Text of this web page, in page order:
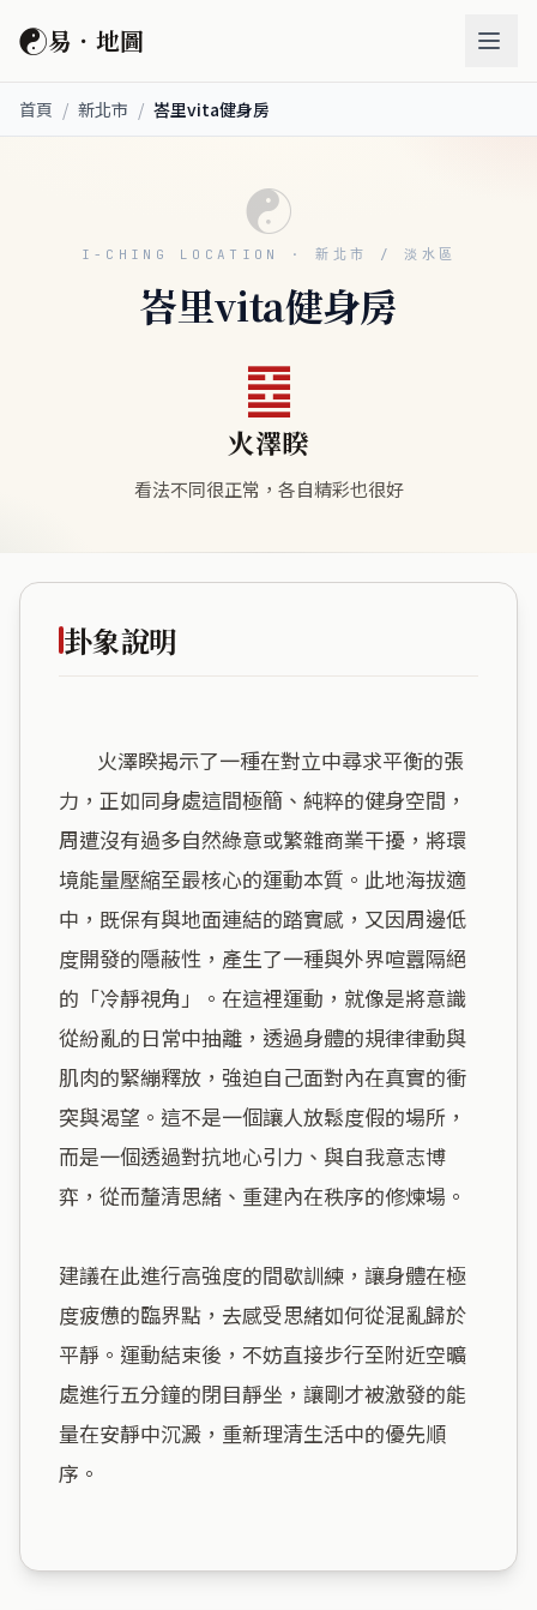
☯易．地圖
首頁 / 新北市 / 峇里vita健身房
☯
I-CHING LOCATION · 新北市 / 淡水區
峇里vita健身房
䷥
火澤睽
看法不同很正常，各自精彩也很好
卦象說明
力，正如同身處這間極簡、純粹的健身空間，
周遭沒有過多自然綠意或繁雜商業干擾，將環
境能量壓縮至最核心的運動本質。此地海拔適
中，既保有與地面連結的踏實感，又因周邊低
度開發的隱蔽性，產生了一種與外界喧囂隔絕
的「冷靜視角」。在這裡運動，就像是將意識
從紛亂的日常中抽離，透過身體的規律律動與
肌肉的緊繃釋放，強迫自己面對內在真實的衝
突與渴望。這不是一個讓人放鬆度假的場所，
而是一個透過對抗地心引力、與自我意志博
弈，從而釐清思緒、重建內在秩序的修煉場。
建議在此進行高強度的間歇訓練，讓身體在極
度疲憊的臨界點，去感受思緒如何從混亂歸於
平靜。運動結束後，不妨直接步行至附近空曠
處進行五分鐘的閉目靜坐，讓剛才被激發的能
量在安靜中沉澱，重新理清生活中的優先順
序。